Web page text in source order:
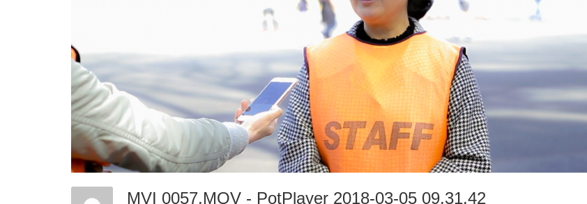
MVI 0057.MOV - PotPlayer 2018-03-05 09.31.42